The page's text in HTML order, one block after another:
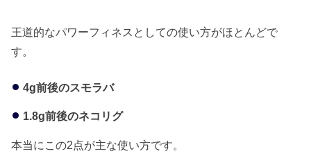
王道的なパワーフィネスとしての使い方がほとんどで
す。
4g前後のスモラバ
1.8g前後のネコリグ
本当にこの2点が主な使い方です。